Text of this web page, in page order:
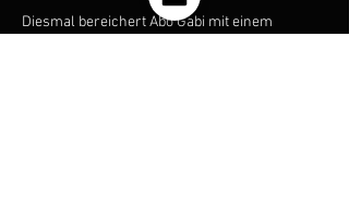
Diesmal bereichert Abo Gabi mit einem